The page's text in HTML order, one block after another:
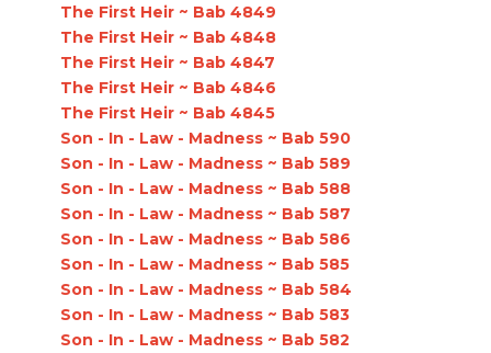
The First Heir ~ Bab 4849
The First Heir ~ Bab 4848
The First Heir ~ Bab 4847
The First Heir ~ Bab 4846
The First Heir ~ Bab 4845
Son - In - Law - Madness ~ Bab 590
Son - In - Law - Madness ~ Bab 589
Son - In - Law - Madness ~ Bab 588
Son - In - Law - Madness ~ Bab 587
Son - In - Law - Madness ~ Bab 586
Son - In - Law - Madness ~ Bab 585
Son - In - Law - Madness ~ Bab 584
Son - In - Law - Madness ~ Bab 583
Son - In - Law - Madness ~ Bab 582